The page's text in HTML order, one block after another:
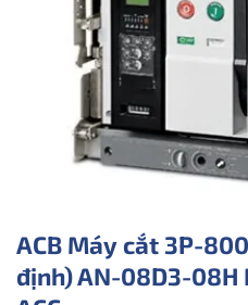
ACB Máy cắt 3P-
định) AN-08D3-